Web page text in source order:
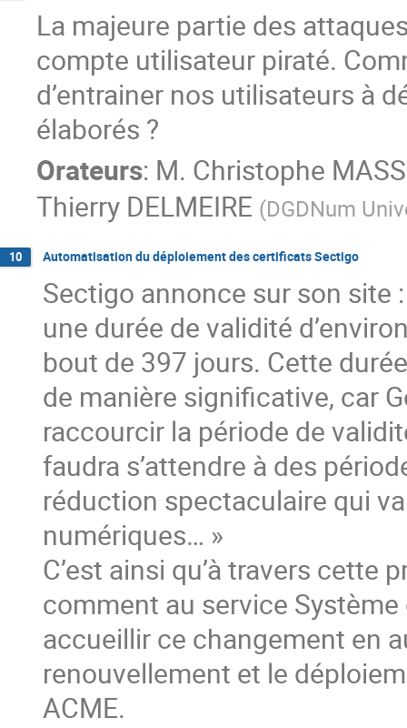
La majeure partie des
compte utilisateur piraté.
d’entrainer nos utilisateurs à
élaborés ?
Orateurs: M. Christophe
Thierry DELMEIRE (DGDNum
10 Automatisation du déploiement des certificats Sectigo
Sectigo annonce sur son site
une durée de validité
bout de 397 jours. Cette
de manière significative, car
raccourcir la période de
faudra s’attendre à des
réduction spectaculaire qui
numériques… »
C’est ainsi qu’à travers
comment au service Système
accueillir ce changement en
renouvellement et le
ACME.